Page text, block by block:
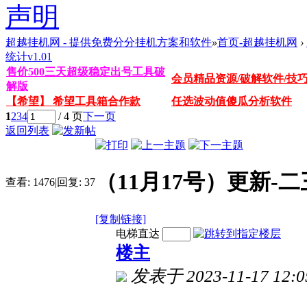
超越挂机网 - 提供免费分分挂机方案和软件»首页-超越挂机网 ›
统计v1.01
售价500三天超级稳定出号工具破
解版
会员精品资源/破解软件/技
【希望】 希望工具箱合作款
任选波动值傻瓜分析软件
1234 / 4 页下一页
返回列表
查看: 1476|回复: 37 （11月17号）更新-
[复制链接]
电梯直达
楼主
发表于 2023-11-17